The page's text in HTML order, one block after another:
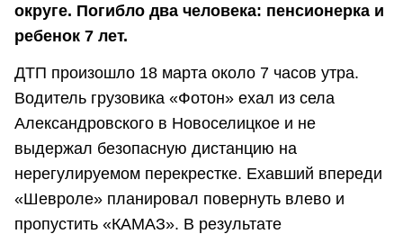
округе. Погибло два человека: пенсионерка и
ребенок 7 лет.
ДТП произошло 18 марта около 7 часов утра.
Водитель грузовика «Фотон» ехал из села
Александровского в Новоселицкое и не
выдержал безопасную дистанцию на
нерегулируемом перекрестке. Ехавший впереди
«Шевроле» планировал повернуть влево и
пропустить «КАМАЗ». В результате